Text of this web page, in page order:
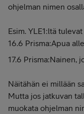
ohjelman nimen
Esim. YLE1:ltä
16.6 Prisma:Apua
17.6 Prisma:Nainen,
Näitähän ei millään
Mutta jos jatkuvan
muokata ohjelman